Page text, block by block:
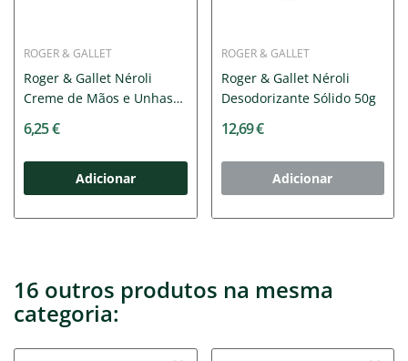
ROGER & GALLET
Roger & Gallet Néroli
Creme de Mãos e Unhas
6,25 €
Adicionar
ROGER & GALLET
Roger & Gallet Néroli
Desodorizante Sólido 50g
12,69 €
Adicionar
16 outros produtos na mesma
categoria: